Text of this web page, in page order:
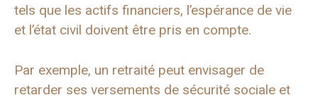
tels que les actifs financiers, l’espérance de vie
et l’état civil doivent être pris en compte.
Par exemple, un retraité peut envisager de
retarder ses versements de sécurité sociale et